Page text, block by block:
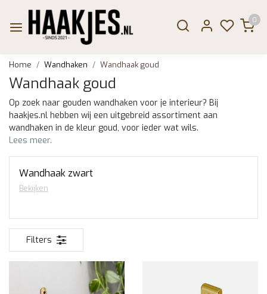
0
Home Wandhaken Wandhaak goud
Wandhaak goud
Op zoek naar gouden wandhaken voor je interieur? Bij
haakjes.nl hebben wij een uitgebreid assortiment aan
wandhaken in de kleur goud, voor ieder wat wils.
Lees meer.
Wandhaak zwart
Bekijken
Filters